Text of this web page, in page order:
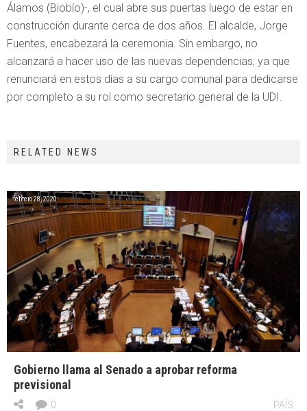
Álamos (Biobío)-, el cual abre sus puertas luego de estar en
construcción durante cerca de dos años. El alcalde, Jorge
Fuentes, encabezará la ceremonia. Sin embargo, no
alcanzará a hacer uso de las nuevas dependencias, ya que
renunciará en estos días a su cargo comunal para dedicarse
por completo a su rol como secretario general de la UDI.
RELATED NEWS
febrero 28, 2020
Gobierno llama al Senado a aprobar reforma
previsional
PAÍS
0